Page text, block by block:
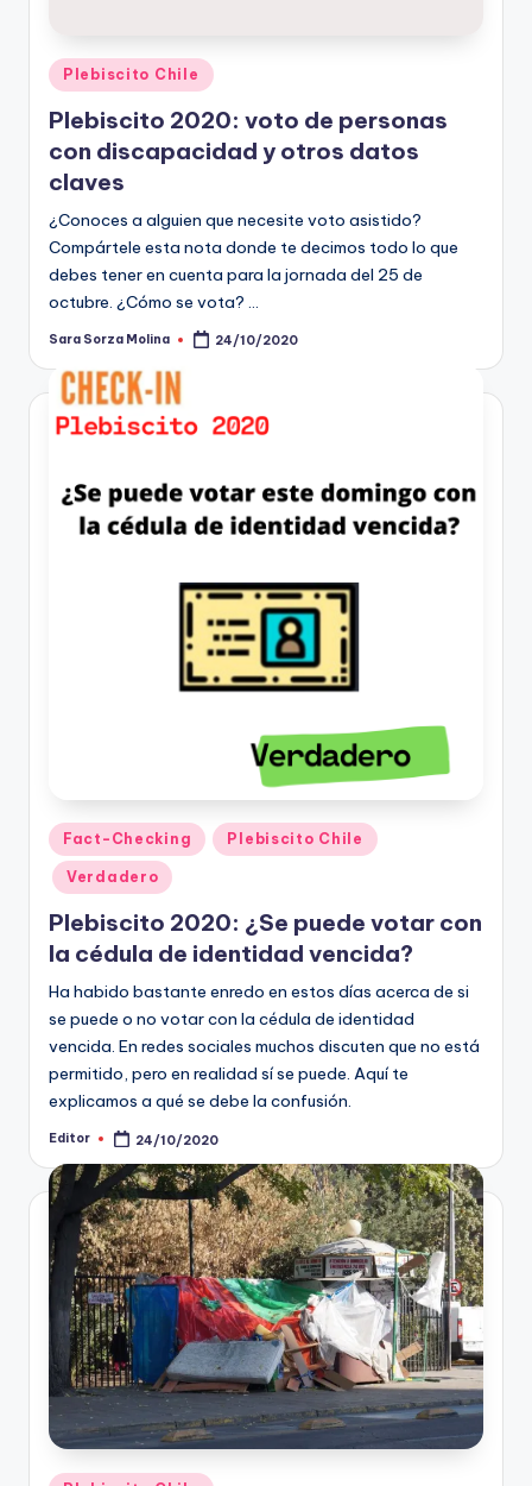
Publicado
en
Plebiscito Chile
Plebiscito 2020: voto de personas
con discapacidad y otros datos
claves
¿Conoces a alguien que necesite voto asistido?
Compártele esta nota donde te decimos todo lo que
debes tener en cuenta para la jornada del 25 de
octubre. ¿Cómo se vota? …
Publicado
Sara Sorza Molina 24/10/2020
Publicado
en
Fact-Checking Plebiscito Chile
Verdadero
Plebiscito 2020: ¿Se puede votar con
la cédula de identidad vencida?
Ha habido bastante enredo en estos días acerca de si
se puede o no votar con la cédula de identidad
vencida. En redes sociales muchos discuten que no está
permitido, pero en realidad sí se puede. Aquí te
explicamos a qué se debe la confusión.
Publicado
Editor 24/10/2020